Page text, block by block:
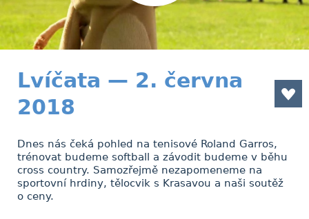
Lvíčata — 2. června
2018
Dnes nás čeká pohled na tenisové Roland Garros,
trénovat budeme softball a závodit budeme v běhu
cross country. Samozřejmě nezapomeneme na
sportovní hrdiny, tělocvik s Krasavou a naši soutěž
o ceny.